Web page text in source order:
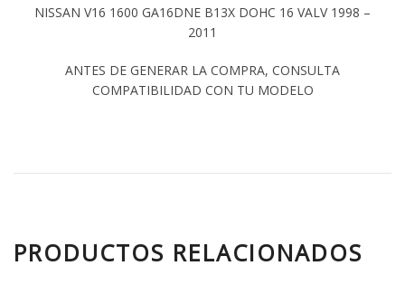
NISSAN V16 1600 GA16DNE B13X DOHC 16 VALV 1998 –
2011
ANTES DE GENERAR LA COMPRA, CONSULTA
COMPATIBILIDAD CON TU MODELO
PRODUCTOS RELACIONADOS